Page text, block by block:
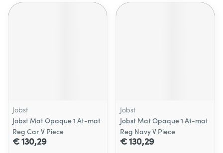
Jobst
Jobst Mat Opaque 1 At-mat
Reg Car V Piece
€ 130,29
Jobst
Jobst Mat Opaque 1 At-mat
Reg Navy V Piece
€ 130,29